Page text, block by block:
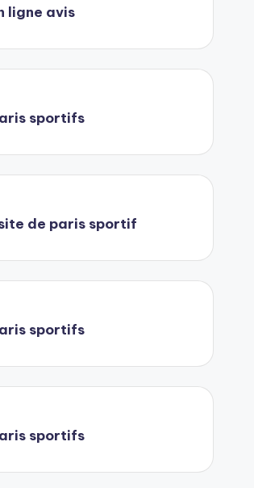
ligne avis
sportifs
de paris sportif
sportifs
sportifs